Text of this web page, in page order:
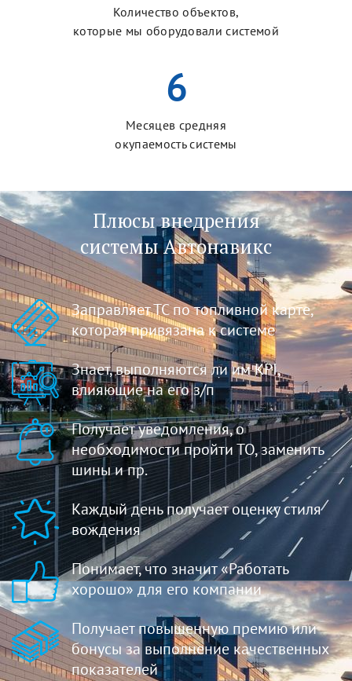
Количество объектов,
которые мы оборудовали системой
6
Месяцев средняя
окупаемость системы
Плюсы внедрения
системы Автонавикс
Заправляет ТС по топливной карте,
которая привязана к системе
Знает, выполняются ли им KPI,
влияющие на его з/п
Получает уведомления, о
необходимости пройти ТО, заменить
шины и пр.
Каждый день получает оценку стиля
вождения
Понимает, что значит «Работать
хорошо» для его компании
Получает повышенную премию или
бонусы за выполнение качественных
показателей